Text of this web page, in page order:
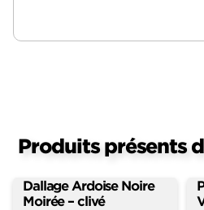
Produits présents
Dallage Ardoise Noire
Moirée – clivé